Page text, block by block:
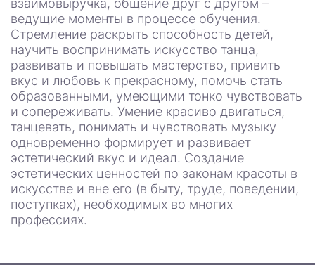
взаимовыручка, общение друг с другом –
ведущие моменты в процессе обучения.
Стремление раскрыть способность детей,
научить воспринимать искусство танца,
развивать и повышать мастерство, привить
вкус и любовь к прекрасному, помочь стать
образованными, умеющими тонко чувствовать
и сопереживать. Умение красиво двигаться,
танцевать, понимать и чувствовать музыку
одновременно формирует и развивает
эстетический вкус и идеал. Создание
эстетических ценностей по законам красоты в
искусстве и вне его (в быту, труде, поведении,
поступках), необходимых во многих
профессиях.